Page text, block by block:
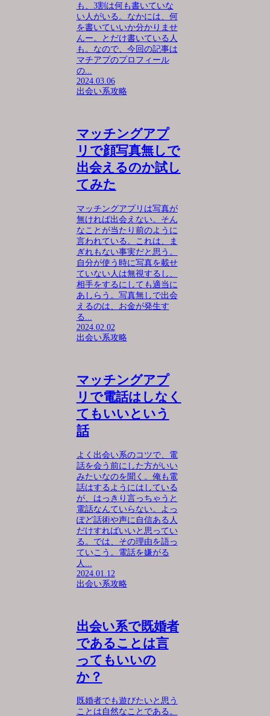
も、3割は何も書いていな
い人がいる。なかには、何
を書いていいか分かりませ
んー。とだけ書いている人
も。なので、今回の記事は
マチアプのプロフィール
の...
2024.03.06
出会い系攻略
マッチングアプ
リで顔写真無しで
出会えるのか試し
てみた
マッチングアプリは写真が
無ければ出会えない。そん
なことが当たり前のように
言われている。これは、ま
ぎれもない事実だと思う。
自分が使う時に写真を載せ
ていない人は無視するし、
相手をするにしても適当に
あしらう。写真無しで出会
えるのは、お金が発生す
る...
2024.02.02
出会い系攻略
マッチングアプ
リで電話はしなく
てもいいという
話
よく出会い系のコツで、電
話を会う前にした方がいい
みたいなのを聞く。俺も電
話はするようにはしている
が、はっきり言っちゃうと
電話なんていらない。よっ
ぽど話術や声に自信ある人
だけすればいいと思ってい
る。では、その理由を語っ
ていこう。電話を嫌がる
人...
2024.01.12
出会い系攻略
出会い系で既婚者
であることは言
ってもいいの
か？
既婚者でも遊びたいと思う
ことは自然なことである。